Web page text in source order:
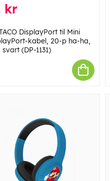
kr
DisplayPort til Mini
kabel, 20-p ha-ha,
svart (DP-1131)